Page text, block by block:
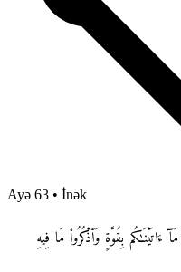
Ayə 63 • İnək
بِقُوَّةٍ وَٱذْكُرُوا۟ مَا فِيهِ